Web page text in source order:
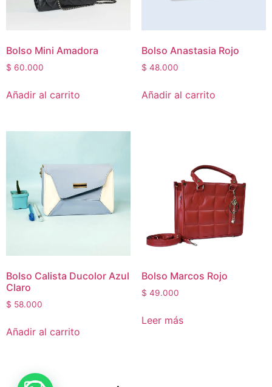
Bolso Mini Amadora
$ 60.000
Añadir al carrito
Bolso Anastasia Rojo
$ 48.000
Añadir al carrito
Bolso Calista Ducolor Azul
Claro
$ 58.000
Añadir al carrito
Bolso Marcos Rojo
$ 49.000
Leer más